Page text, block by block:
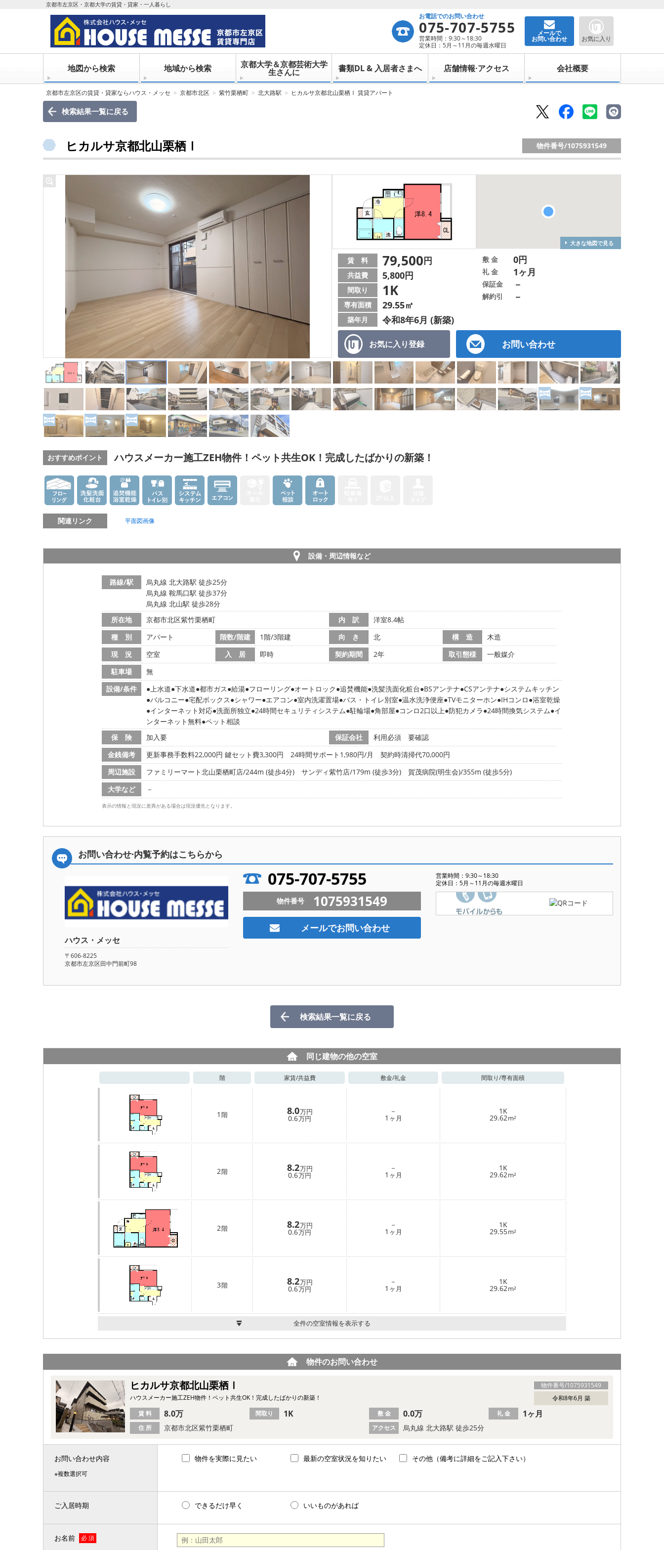
京都市左京区・京都大学の賃貸・貸家・一人暮らし
お電話でのお問い合わせ
075-707-5755
営業時間：9:30～18:30
定休日：5月～11月の毎週水曜日
メールで
お問い合わせ お気に入り
地図から検索 地域から検索 京都大学＆京都芸術大学
生さんに 書類DL & 入居者さまへ 店舗情報·アクセス 会社概要
京都市左京区の賃貸・貸家ならハウス・メッセ 京都市北区 紫竹栗栖町 北大路駅 ヒカルサ京都北山栗栖Ⅰ 賃貸アパート
検索結果一覧に戻る
ヒカルサ京都北山栗栖Ⅰ 物件番号/1075931549
大きな地図で見る
お気に入り登録 お問い合わせ
賃 料 79,500円
共益費 5,800円
間取り 1K
専有面積 29.55㎡
築年月 令和8年6月 (新築)
敷 金 0円
礼 金 1ヶ月
保証金 －
解約引 －
おすすめポイント ハウスメーカー施工ZEH物件！ペット共生OK！完成したばかりの新築！
関連リンク 平面図画像
設備・周辺情報など
路線/駅
烏丸線 北大路駅 徒歩25分
烏丸線 鞍馬口駅 徒歩37分
烏丸線 北山駅 徒歩28分
所在地
京都市北区紫竹栗栖町 内 訳
洋室8.4帖
種 別
アパート 階数/階建 1階/3階建 向 き 北 構 造
木造
現 況
空室 入 居 即時 契約期間 2年 取引態様
一般媒介
駐車場
無
設備/条件
上水道 下水道 都市ガス 給湯 フローリング オートロック 追焚機能 洗髪洗面化粧台 BSアンテナ CSアンテナ システムキッチン
バルコニー 宅配ボックス シャワー エアコン 室内洗濯置場 バス・トイレ別室 温水洗浄便座 TVモニターホン IHコンロ 浴室乾燥
インターネット対応 洗面所独立 24時間セキュリティシステム 駐輪場 角部屋 コンロ2口以上 防犯カメラ 24時間換気システム イ
ンターネット無料 ペット相談
保 険
加入要 保証会社
利用必須 要確認
金銭備考
更新事務手数料22,000円 鍵セット費3,300円 24時間サポート1,980円/月 契約時清掃代70,000円
周辺施設
ファミリーマート北山栗栖町店/244m (徒歩4分) サンディ紫竹店/179m (徒歩3分)
賀茂病院(明生会)/355m (徒歩5分)
大学など
－
表示の情報と現況に差異がある場合は現況優先となります。
お問い合わせ·内覧予約はこちらから
ハウス・メッセ
〒606-8225
京都市左京区田中門前町98
075-707-5755
営業時間：9:30～18:30
定休日：5月～11月の毎週水曜日
物件番号 1075931549
メールでお問い合わせ
検索結果一覧に戻る
同じ建物の他の空室
階 家賃/共益費 敷金/礼金 間取り/専有面積
1 階 8.0万円
0.6万円
－
1 ヶ月
1K
29.62m²
2階 8.2万円
0.6万円
－
1 ヶ月
1K
29.62m²
2階 8.2万円
0.6万円
－
1 ヶ月
1K
29.55m²
3階 8.2万円
0.6万円
－
1 ヶ月
1K
29.62m²
全件の空室情報を表示する
物件のお問い合わせ
物件番号/1075931549
ヒカルサ京都北山栗栖Ⅰ
令和8年6月 築
ハウスメーカー施工ZEH物件！ペット共生OK！完成したばかりの新築！
住 所 京都市北区紫竹栗栖町 アクセス 烏丸線 北大路駅 徒歩25分
賃 料 8.0万 間取り 1K 敷 金 0.0万 礼 金 1ヶ月
お問い合わせ内容
※複数選択可
物件を実際に見たい 最新の空室状況を知りたい その他（備考に詳細をご記入下さい）
ご入居時期 できるだけ早く いいものがあれば
お名前 必 須